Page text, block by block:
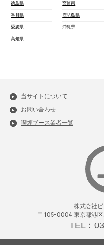
徳島県
香川県
愛媛県
高知県
宮崎県
鹿児島県
沖縄県
当サイトについて
お問い合わせ
喫煙ブース業者一覧
株式会社
〒105-0004 東京都港
TEL：